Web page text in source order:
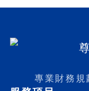
專業財務規